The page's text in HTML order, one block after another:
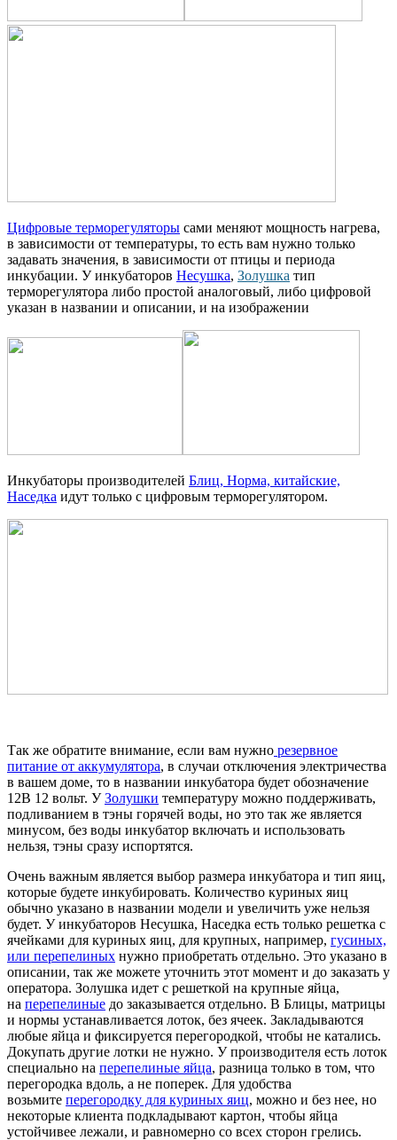
Цифровые терморегуляторы сами меняют мощность нагрева,
в зависимости от температуры, то есть вам нужно только
задавать значения, в зависимости от птицы и периода
инкубации. У инкубаторов Несушка, Золушка тип
терморегулятора либо простой аналоговый, либо цифровой
указан в названии и описании, и на изображении
Инкубаторы производителей Блиц, Норма, китайские,
Наседка идут только с цифровым терморегулятором.
Так же обратите внимание, если вам нужно резервное
питание от аккумулятора, в случаи отключения электричества
в вашем доме, то в названии инкубатора будет обозначение
12В 12 вольт. УЗолушки температуру можно поддерживать,
подливанием в тэны горячей воды, но это так же является
минусом, без воды инкубатор включать и использовать
нельзя, тэны сразу испортятся.
Очень важным является выбор размера инкубатора и тип яиц,
которые будете инкубировать. Количество куриных яиц
обычно указано в названии модели и увеличить уже нельзя
будет. У инкубаторов Несушка, Наседка есть только решетка с
ячейками для куриных яиц, для крупных, например, гусиных,
или перепелиных нужно приобретать отдельно. Это указано в
описании, так же можете уточнить этот момент и до заказать у
оператора. Золушка идет с решеткой на крупные яйца,
на перепелиные до заказывается отдельно. В Блицы, матрицы
и нормы устанавливается лоток, без ячеек. Закладываются
любые яйца и фиксируется перегородкой, чтобы не катались.
Докупать другие лотки не нужно. У производителя есть лоток
специально на перепелиные яйца, разница только в том, что
перегородка вдоль, а не поперек. Для удобства
возьмите перегородку для куриных яиц, можно и без нее, но
некоторые клиента подкладывают картон, чтобы яйца
устойчивее лежали, и равномерно со всех сторон грелись.